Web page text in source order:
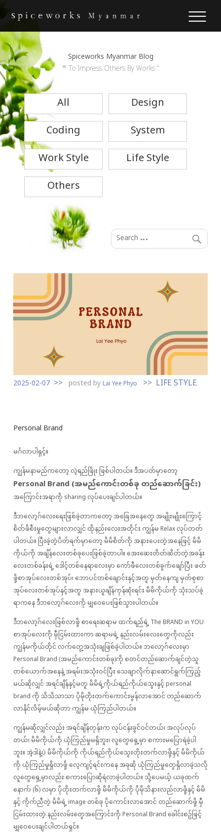
Spiceworks Myanmar Blog
“ To Impress Others By Works "
All
Design
Coding
System
Work Style
Life Style
Others
2025-02-07 posted byLai Yee Phyo LIFE STYLE
Personal Brand
မင်္ဂလာပါရှင့်။
ကျွန်မနာမည်ကတော့ လဲ့ရည်ဖြိုး ဖြစ်ပါတယ်။ ဒီအပတ်မှာတော့
Personal Brand (အမည်ကောင်းတစ်ခု တည်ဆောက်ခြင်း)
အကြောင်းအရာကို sharing လုပ်ပေးချင်ပါတယ်။
ဒီဘလော့ဂ်လေးရေးဖြစ်ခဲ့တာကတော့ အခြေအနေတွေ အမျိုးမျိုးကြောင့်
စိတ်ဖိစီးမှုတွေများလာလျှင် ထိုနည်းလေးအတိုင်း ကျွန်မ Relax လုပ်တတ်
ပါတယ်။ ပြီးခဲ့တဲ့ပိတ်ရက်မှာတော့ မိမိစိတ်ကို အနားပေးတဲ့အနေဖြင့် မိမိ
ကိုယ်ကို အချိန်လေးတစ်ခုပေးဖြစ်ခဲ့တာပါ။ အေးဆေးတိတ်ဆိတ်တဲ့အခန်း
လေးတစ်ခန်းရဲ့ ဒေါင့်တစ်နေရာလေးမှာ ကော်ဖီလေးတစ်ခွက်ဖျော်ပြီး ဖတ်
ဖို့စာအုပ်လေးတစ်အုပ်၊ ဘောပင်တစ်ချောင်းနှင့်အတူ မှတ်နေကျ မှတ်စုစာ
အုပ်လေးတစ်အုပ်နှင့်အတူ အနားယူချိန်ကုန်ဆုံးရင်း မိမိကိုယ်ကို သုံးသပ်ခဲ့
ရာကနေ ဒီဘလော့ဂ်လေးကို မျှဝေပေးဖြစ်သွားပါတယ်။
ဒီဘလော့ဂ်လေးဖြစ်လာဖို့ စာရေးဆရာမ ထက်ရည်ရဲ့ The BRAND in YOU
စာအုပ်လေးကို မှီငြမ်းထားကာ ဆရာမရဲ့ နည်းလမ်းလေးတွေကိုလည်း
ကျွန်မကိုယ်တိုင် လက်‌တွေ့အသုံးချဖြစ်ခဲ့ပါတယ်။ ဘလော့ဂ်လေးမှာ
Personal Brand (အမည်ကောင်းတစ်ခု)ကို စတင်တည်ဆောက်ချင်တဲ့သူ
တစ်ယောက်အနေနဲ့ အရမ်းအသုံးဝင်ပြီး သေချာလိုက်နာဆောင်ရွက်ကြည့်
မယ်ဆိုလျှင် အရင်ချိန်နှင့်မတူ မိမိရဲ့ကိုယ်ရည်ကိုယ်သွေးနှင့် personal
brand ကို သိသိသာသာ ပိုမိုတိုးတက်ကောင်းမွန်လာအောင် တည်ဆောက်
လာနိုင်လိမ့်မယ်ဆိုတာ ကျွန်မ ယုံကြည်ပါတယ်။
ကျွန်မဆိုလျှင်လည်း အရင်ချိန်တုန်းက လုပ်ငန်းခွင်ဝင်တယ်၊ အလုပ်လုပ်
တယ်၊ မိမိကိုယ်ကို ယုံကြည်မှုမရှိဘူး၊ လူတွေရှေ့မှာ စကားမပြောရဲခဲ့ပါ
ဘူး။ အဲ့ဒါနဲ့ပဲ မိမိကိုယ်ကို ကိုယ်ရည်ကိုယ်သွေးတိုးတက်လာဖို့နှင့် မိမိကိုယ်
ကို ယုံကြည်မှုရှိလာဖို့ လေ့ကျင့်ရင်းကနေ အခုဆို ယုံကြည်မှုတွေရှိလာခဲ့သလို
လူတွေရှေ့မှာလည်း စကားပြောဆိုရဲလာခဲ့ပါတယ်။ သို့ပေမယ့် ယခုထက်
နောက် (၆) လမှာ ပိုတိုးတက်လာဖို့ မိမိကိုယ်ကို ပိုမိုသိနားလည်လာဖို့နှင့် မိမိ
နှင့် ကိုက်ညီတဲ့ မိမိရဲ့ image တစ်ခု ပိုကောင်းလာအောင် တည်ဆောက်ဖို့ မှီ
ငြမ်းထားတဲ့ နည်းလမ်းတွေအကြောင်းကို Personal Brand ခေါင်းစဥ်ဖြင့်
မျှဝေပေးချင်ပါတယ်ရှင်။